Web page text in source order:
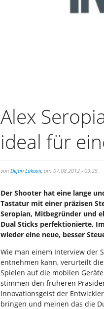
Alex
ideal für
von Dejan Lukovic am 07.08.2012 - 09:25
Der Shooter hat eine lange
Tastatur mit einer präzisen
Seropian, Mitbegründer und
Dual Sticks perfektionierte.
wieder eine neue, besser
Wie man einem Interview der
entnehmen kann, verurteilt
Spielen auf die mobilen
stimmen den früheren
Innovationsgeist der
bringen und meinen das die